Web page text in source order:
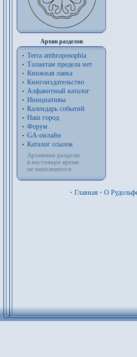
Архив разделов
Terra anthroposophia
Талантам предела нет
Книжная лавка
Книгоиздательство
Алфавитный каталог
Инициативы
Календарь событий
Наш город
Форум
GA-онлайн
Каталог ссылок
Архивные разделы
в настоящее время
не наполняются
· Главная · О